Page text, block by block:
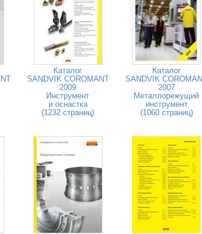
Каталог
SANDVIK COROMANT
2009
Инструмент
и оснастка
(1232 страниц)
Каталог
SANDVIK
2007
Металлорежущий
инструмент
(1060 страниц)